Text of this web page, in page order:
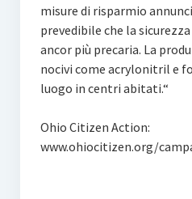
misure di risparmio
prevedibile che la
ancor più precaria. La
nocivi come acrylonitril e
luogo in centri abitati.“
Ohio Citizen Action:
www.ohiocitizen.org/